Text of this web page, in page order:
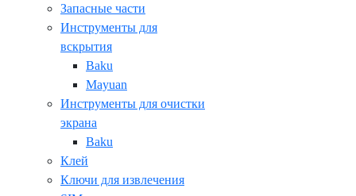
Запасные части
Инструменты для
вскрытия
Baku
Mayuan
Инструменты для очистки
экрана
Baku
Клей
Ключи для извлечения